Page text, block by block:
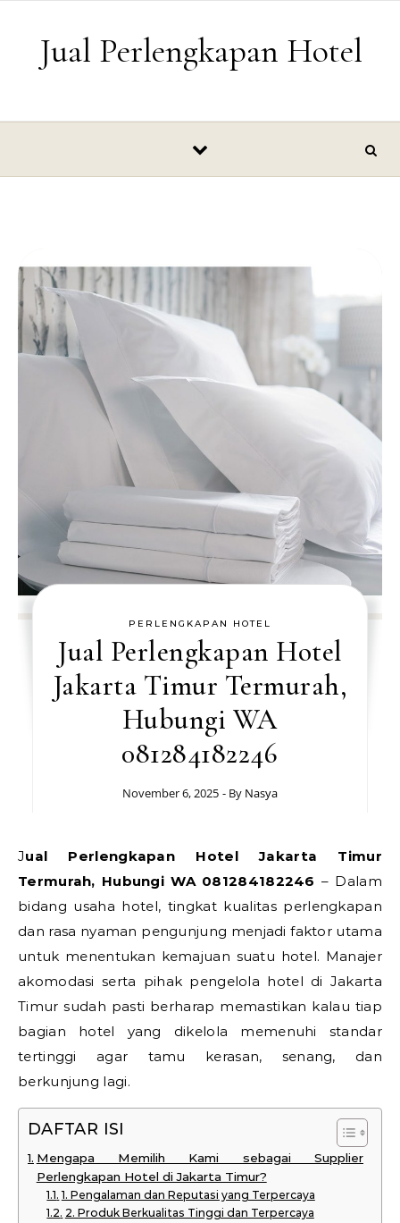
Jual Perlengkapan Hotel
PERLENGKAPAN HOTEL
Jual Perlengkapan Hotel
Jakarta Timur Termurah,
Hubungi WA
081284182246
November 6, 2025 - By Nasya
Jual Perlengkapan Hotel Jakarta Timur
Termurah, Hubungi WA 081284182246 – Dalam
bidang usaha hotel, tingkat kualitas perlengkapan
dan rasa nyaman pengunjung menjadi faktor utama
untuk menentukan kemajuan suatu hotel. Manajer
akomodasi serta pihak pengelola hotel di Jakarta
Timur sudah pasti berharap memastikan kalau tiap
bagian hotel yang dikelola memenuhi standar
tertinggi agar tamu kerasan, senang, dan
berkunjung lagi.
DAFTAR ISI
Mengapa Memilih Kami sebagai Supplier
Perlengkapan Hotel di Jakarta Timur?
1. Pengalaman dan Reputasi yang Terpercaya
2. Produk Berkualitas Tinggi dan Terpercaya